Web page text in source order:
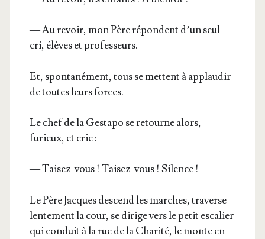
— Au revoir, mon Père répondent d’un seul
cri, élèves et professeurs.
Et, spon­ta­né­ment, tous se mettent à applau­dir
de toutes leurs forces.
Le chef de la Ges­ta­po se retourne alors,
furieux, et crie :
— Tai­sez-vous ! Tai­sez-vous ! Silence !
Le Père Jacques des­cend les marches, tra­verse
len­te­ment la cour, se dirige vers le petit esca­lier
qui conduit à la rue de la Cha­ri­té, le monte en